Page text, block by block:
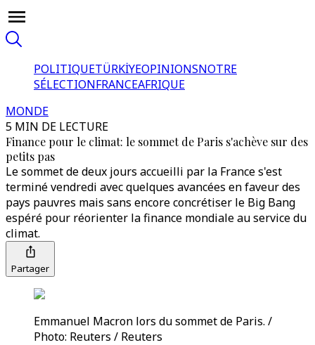
POLITIQUETÜRKİYEOPINIONSNOTRE
SÉLECTIONFRANCEAFRIQUE
MONDE
5 MIN DE LECTURE
Finance pour le climat: le sommet de Paris s'achève sur des
petits pas
Le sommet de deux jours accueilli par la France s'est
terminé vendredi avec quelques avancées en faveur des
pays pauvres mais sans encore concrétiser le Big Bang
espéré pour réorienter la finance mondiale au service du
climat.
Partager
Emmanuel Macron lors du sommet de Paris. /
Photo: Reuters / Reuters